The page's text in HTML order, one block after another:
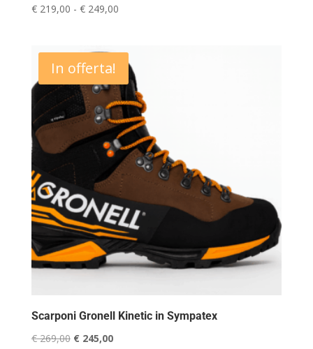
€219,00 - €249,00Fascia
da
€ 219,00
a
€ 249,00
In offerta!
Scarponi Gronell Kinetic in Sympatex
€269,00 Il
€245,00Il